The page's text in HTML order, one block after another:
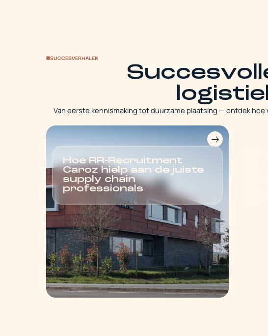
SUCCESVERHALEN
Van eerste kennismaking tot duurzame plaatsing — ontdek
Hoe RR-Recruitment
Caroz hielp aan de juiste
supply chain
professionals